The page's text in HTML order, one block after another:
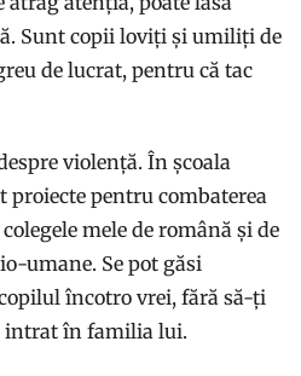
Sunt copii loviți și umiliți de
de lucrat, pentru că tac
violență. În școala
proiecte pentru combaterea
mele de română și de
umane. Se pot găsi
încotro vrei, fără să-ți
intrat în familia lui.